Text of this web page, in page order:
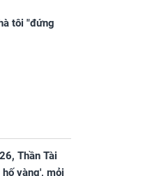
tôi "đứng
Thần Tài
vàng', mỏi